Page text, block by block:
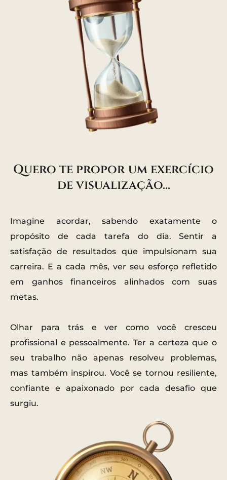
Quero te propor um exercício
de visualização...
Imagine acordar, sabendo exatamente o
propósito de cada tarefa do dia. Sentir a
satisfação de resultados que impulsionam sua
carreira. E a cada mês, ver seu esforço refletido
em ganhos financeiros alinhados com suas
metas.
Olhar para trás e ver como você cresceu
profissional e pessoalmente. Ter a certeza que o
seu trabalho não apenas resolveu problemas,
mas também inspirou. Você se tornou resiliente,
confiante e apaixonado por cada desafio que
surgiu.